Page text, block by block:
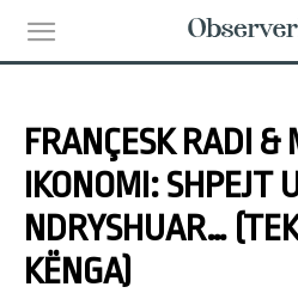
FRANÇESK RADI &
IKONOMI: SHPEJT
NDRYSHUAR…
KËNGA)